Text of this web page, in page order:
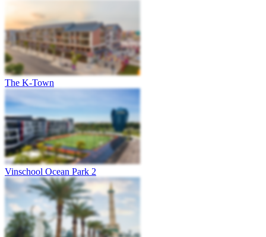
The K-Town
Vinschool Ocean Park 2